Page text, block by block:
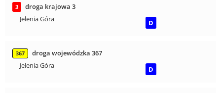
3
droga krajowa 3
Jelenia Góra
D
367
droga wojewódzka 367
Jelenia Góra
D